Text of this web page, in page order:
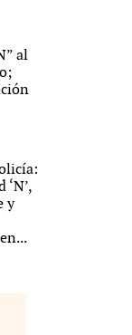
al
‘N’,
y